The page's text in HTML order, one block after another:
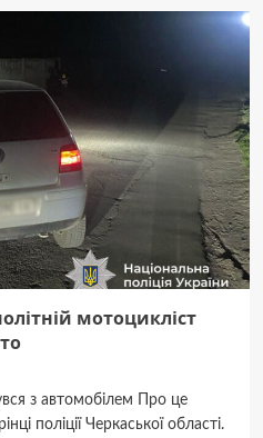
мотоцикліст
з автомобілем Про це
поліції Черкаської області.